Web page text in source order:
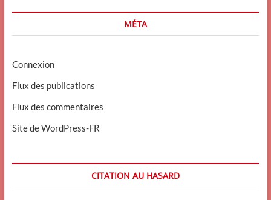
MÉTA
Connexion
Flux des publications
Flux des commentaires
Site de WordPress-FR
CITATION AU HASARD